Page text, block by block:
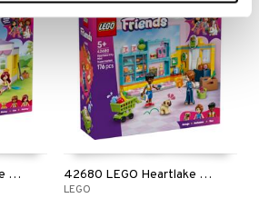
42679 LEGO Heartlake Citys Kaninhotell 42680 LEGO Heartlake Citys Närbutik
LEGO